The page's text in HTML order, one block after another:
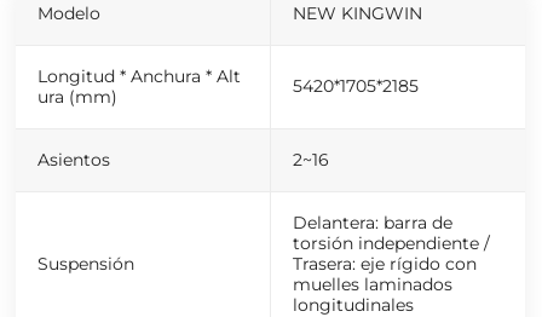
Modelo NEW KINGWIN
Longitud * Anchura * Alt
ura (mm) 5420*1705*2185
Asientos 2~16
Suspensión
Delantera: barra de
torsión independiente /
Trasera: eje rígido con
muelles laminados
longitudinales